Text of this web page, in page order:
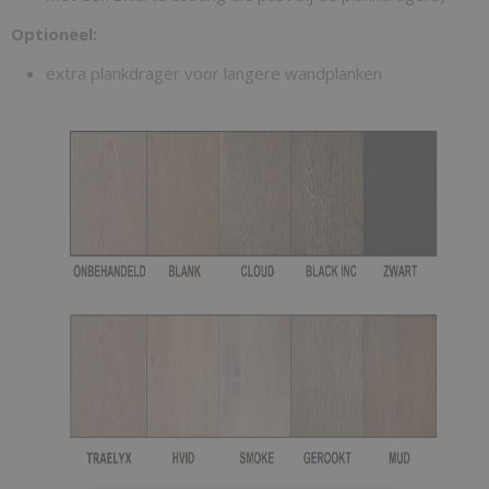
Optioneel:
extra plankdrager voor langere wandplanken